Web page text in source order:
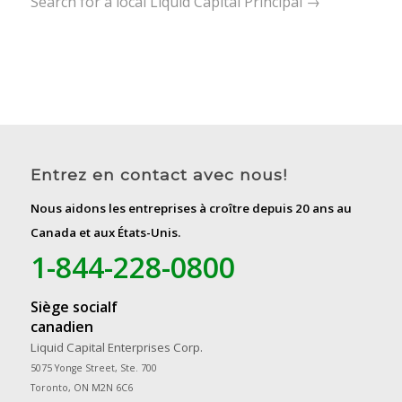
Entrez en contact avec nous!
Nous aidons les entreprises à croître depuis 20 ans au
Canada et aux États-Unis.
1-844-228-0800
Siège socialf
canadien
Liquid Capital Enterprises Corp.
5075 Yonge Street, Ste. 700
Toronto, ON M2N 6C6